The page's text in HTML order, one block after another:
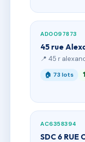
AD0097873
45 rue
📍 45 r
🏠 73 lots
AC6358394
SDC 6 RUE